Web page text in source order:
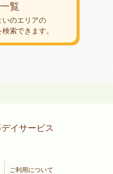
覧
いのエリアの
索できます。
デイサービス
ご利用について